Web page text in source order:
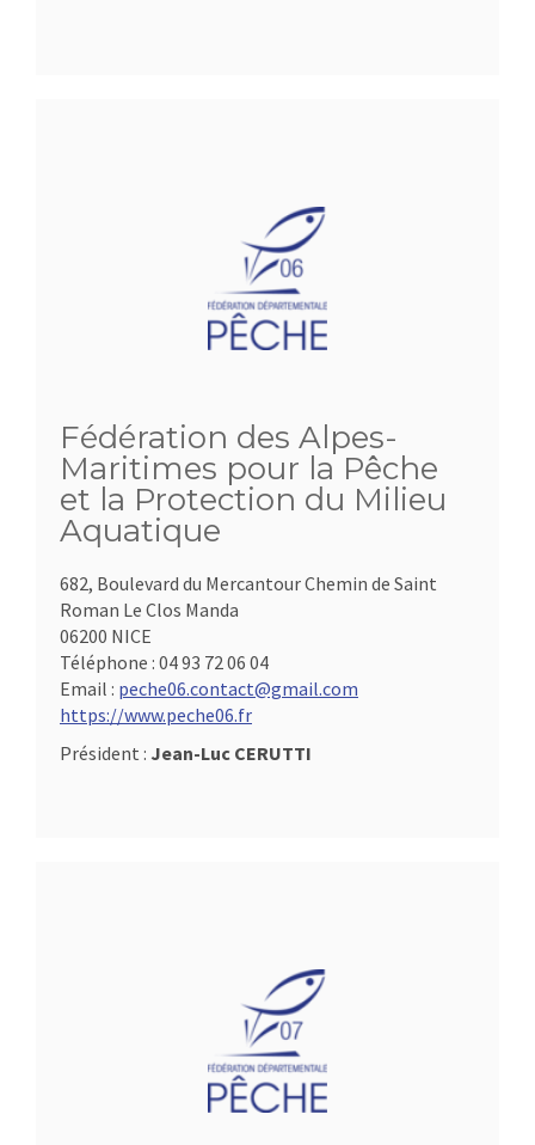
Fédération des Alpes-
Maritimes pour la Pêche
et la Protection du Milieu
Aquatique
682, Boulevard du Mercantour Chemin de Saint
Roman Le Clos Manda
06200 NICE
Téléphone : 04 93 72 06 04
Email : peche06.contact@gmail.com
https://www.peche06.fr
Président : Jean-Luc CERUTTI